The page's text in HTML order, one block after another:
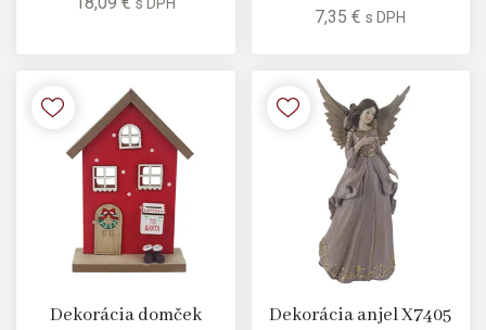
7,35 €s DPH
Dekorácia domček
Dekorácia anjel X7405